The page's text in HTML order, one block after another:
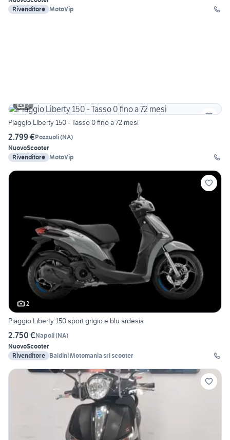
Rivenditore MotoVip
2
Piaggio Liberty 150 - Tasso 0 fino a 72 mesi
2.799 €Pozzuoli(NA)
NuovoScooter
Rivenditore MotoVip
2
Piaggio Liberty 150 sport grigio e blu ardesia
2.750 €Napoli(NA)
NuovoScooter
Rivenditore Baldini Motomania srl scooter